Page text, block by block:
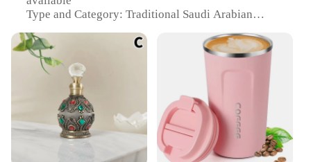
Type and Category: Traditional Saudi Arabian
Design and Style: Elegant, ornate design with a
traditional aesthetic
Usage and Purpose: Perfect for burning incense to
remove unwanted odors
Performance and Property: Efficiently captures and
disperses incense smoke
Parts and Accessories: Comes with a set of incense
sticks for immediate use